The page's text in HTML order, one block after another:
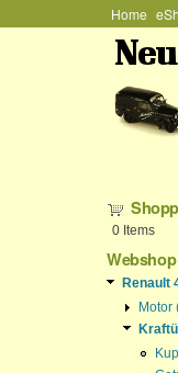
Home
0 Items
Renault
Motor